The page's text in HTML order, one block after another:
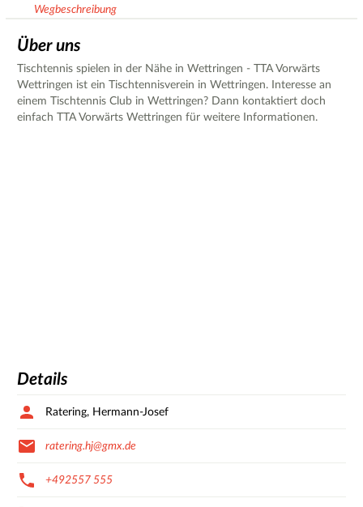
Wegbeschreibung
Über uns
Tischtennis spielen in der Nähe in Wettringen - TTA Vorwärts
Wettringen ist ein Tischtennisverein in Wettringen. Interesse an
einem Tischtennis Club in Wettringen? Dann kontaktiert doch
einfach TTA Vorwärts Wettringen für weitere Informationen.
Details
Ratering, Hermann-Josef
ratering.hj@gmx.de
+492557 555